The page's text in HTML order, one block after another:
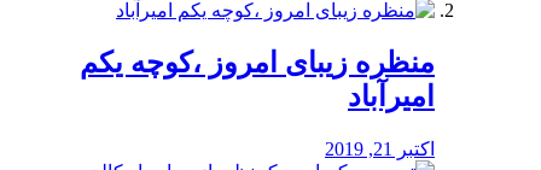
منظره‌‌ زیبای امروز ،کوچه یکم
امیرآباد
اکتبر 21, 2019